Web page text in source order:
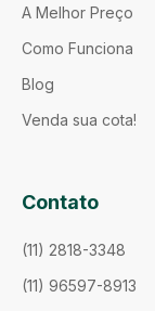
A Melhor Preço
Como Funciona
Blog
Venda sua cota!
Contato
(11) 2818-3348
(11) 96597-8913